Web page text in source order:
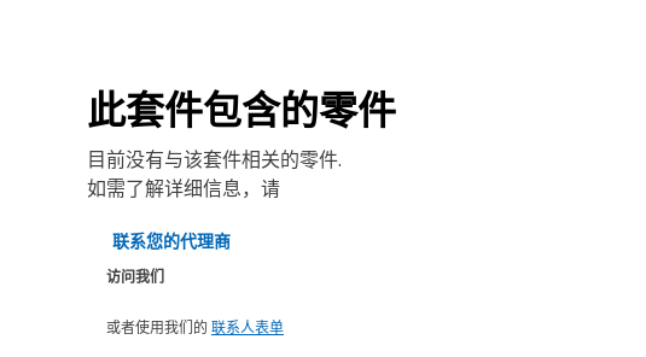
此套件包含的零件
目前没有与该套件相关的零件.
如需了解详细信息，请
联系您的代理商
访问我们
或者使用我们的 联系人表单